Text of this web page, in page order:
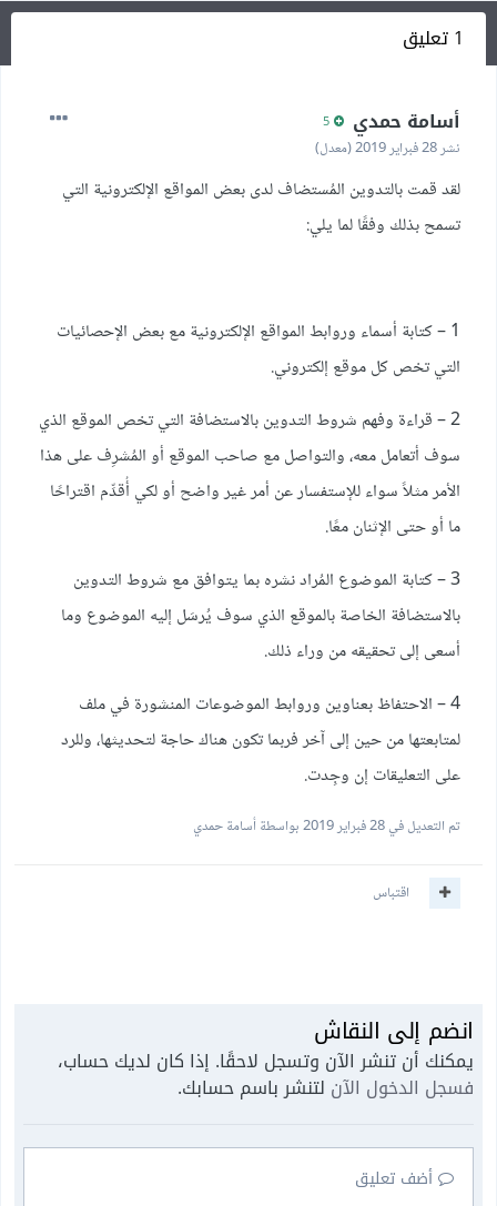
1 تعليق
أسامة حمدي
نشر28 فبراير 2019 (معدل)
لقد قمت بالتدوين المُستضاف لدى بعض المواقع الإلكترونية التي
تسمح بذلك وفقًا لما يلي:
1 – كتابة أسماء وروابط المواقع الإلكترونية مع بعض الإحصائيات
التي تخص كل موقع إلكتروني.
2 – قراءة وفهم شروط التدوين بالاستضافة التي تخص الموقع الذي
سوف أتعامل معه، والتواصل مع صاحب الموقع أو المُشرِف على هذا
الأمر مثلاً سواء للإستفسار عن أمر غير واضح أو لكي أُقدِّم اقتراحًا
ما أو حتى الإثنان معًا.
3 – كتابة الموضوع المُراد نشره بما يتوافق مع شروط التدوين
بالاستضافة الخاصة بالموقع الذي سوف يُرسَل إليه الموضوع وما
أسعى إلى تحقيقه من وراء ذلك.
4 – الاحتفاظ بعناوين وروابط الموضوعات المنشورة في ملف
لمتابعتها من حين إلى آخر فربما تكون هناك حاجة لتحديثها، وللرد
على التعليقات إن وجِدت.
تم التعديل في28 فبراير 2019 بواسطة أسامة حمدي
اقتباس
انضم إلى النقاش
يمكنك أن تنشر الآن وتسجل لاحقًا. إذا كان لديك حساب،
فسجل الدخول الآن لتنشر باسم حسابك.
أضف تعليق